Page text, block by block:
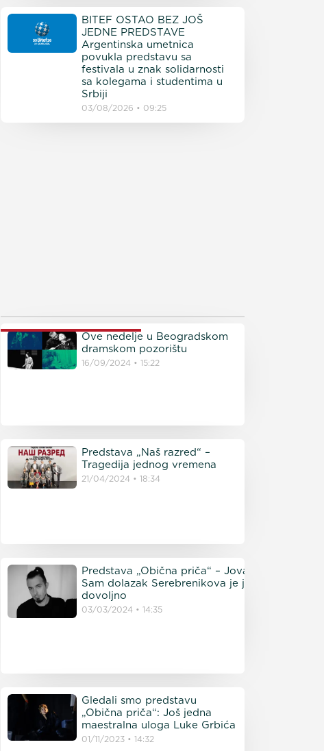
BITEF OSTAO BEZ JOŠ
JEDNE PREDSTAVE
Argentinska umetnica
povukla predstavu sa
festivala u znak solidarnosti
sa kolegama i studentima u
Srbiji
03/08/2026 09:25
PROČITAJTE JOŠOve nedelje u Beogradskom
dramskom pozorištu
16/09/2024 15:22
Predstava „Naš razred“ –
Tragedija jednog vremena
21/04/2024 18:34
Predstava „Obična priča“ – Jovan
Sam dolazak Serebrenikova je jako značajan,
dovoljno
03/03/2024 14:35
Gledali smo predstavu
„Obična priča“: Još jedna
maestralna uloga Luke Grbića
01/11/2023 14:32